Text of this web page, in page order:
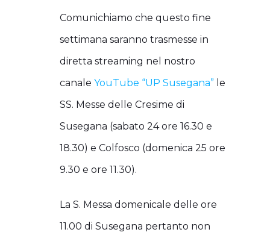
Comunichiamo che questo fine
settimana saranno trasmesse in
diretta streaming nel nostro
canale YouTube “UP Susegana” le
SS. Messe delle Cresime di
Susegana (sabato 24 ore 16.30 e
18.30) e Colfosco (domenica 25 ore
9.30 e ore 11.30).
La S. Messa domenicale delle ore
11.00 di Susegana pertanto non